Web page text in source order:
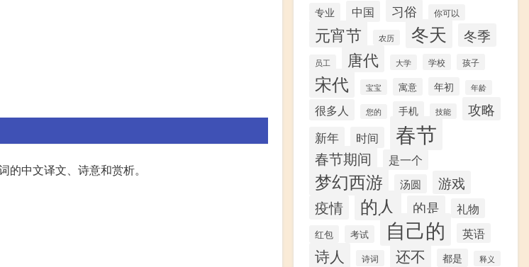
中文译文、诗意和赏析。
专业 中国 习俗 你可以
元宵节 农历 冬天 冬季
员工 唐代 大学 学校 孩子
宋代 宝宝 寓意 年初 年龄
很多人 您的 手机 技能 攻略
新年 时间 春节
春节期间 是一个
梦幻西游 汤圆 游戏
疫情 的人 的是 礼物
红包 考试 自己的 英语
诗人 诗词 还不 都是 释义